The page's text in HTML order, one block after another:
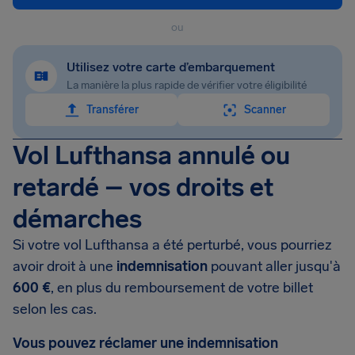
ou
Utilisez votre carte d’embarquement
La manière la plus rapide de vérifier votre éligibilité
Transférer
Scanner
Vol Lufthansa annulé ou
retardé – vos droits et
démarches
Si votre vol Lufthansa a été perturbé, vous pourriez
avoir droit à une indemnisation pouvant aller jusqu'à
600 €, en plus du remboursement de votre billet
selon les cas.
Vous pouvez réclamer une indemnisation